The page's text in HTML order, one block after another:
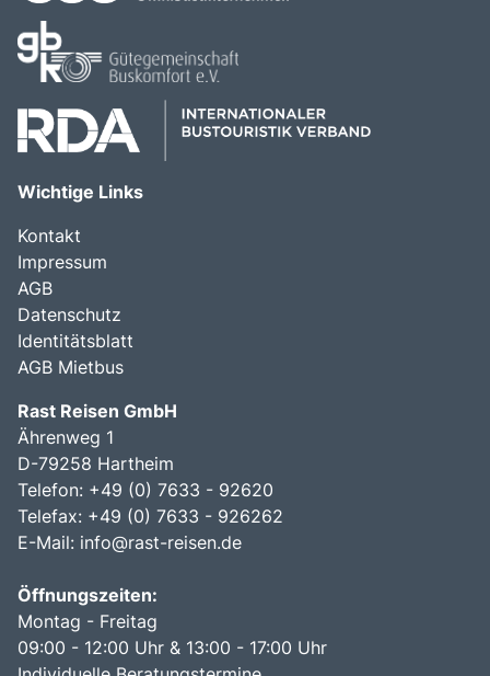
Wichtige Links
Kontakt
Impressum
AGB
Datenschutz
Identitätsblatt
AGB Mietbus
Rast Reisen GmbH
Ährenweg 1
D-79258 Hartheim
Telefon: +49 (0) 7633 - 92620
Telefax: +49 (0) 7633 - 926262
E-Mail: info@rast-reisen.de
Öffnungszeiten:
Montag - Freitag
09:00 - 12:00 Uhr & 13:00 - 17:00 Uhr